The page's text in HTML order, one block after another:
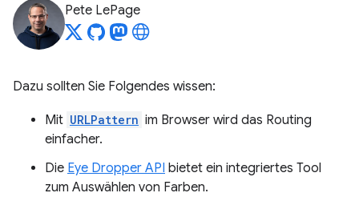
Pete LePage
Dazu sollten Sie Folgendes wissen:
Mit URLPattern im Browser wird das Routing
einfacher.
Die Eye Dropper API bietet ein integriertes Tool
zum Auswählen von Farben.